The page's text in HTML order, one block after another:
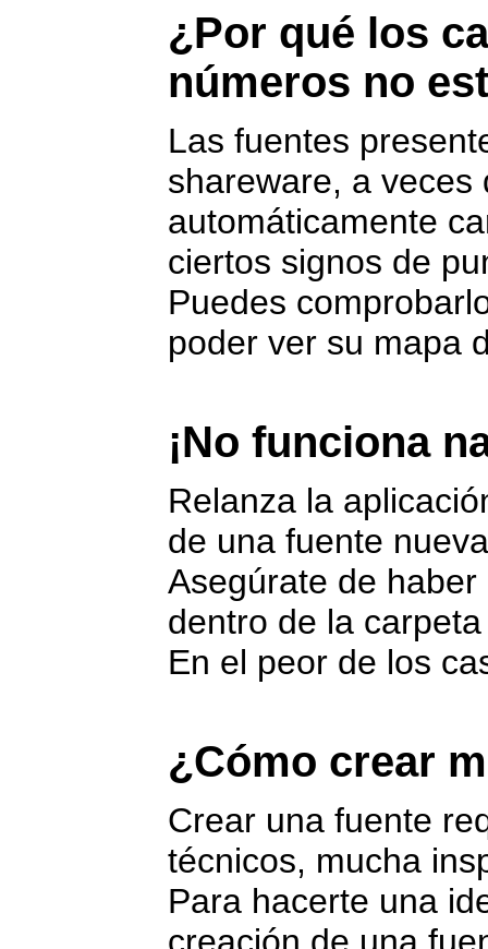
¿Por qué los
números no
Las fuentes
shareware, a veces
automáticamente
ciertos signos de
Puedes
poder ver su mapa
¡No funciona
Relanza la
de una fuente
Asegúrate de
dentro de la
En el peor de los
¿Cómo crear
Crear una fuente
técnicos, mucha
Para hacerte una